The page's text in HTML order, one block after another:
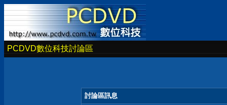
PCDVD數位科技討論區
討論區訊息